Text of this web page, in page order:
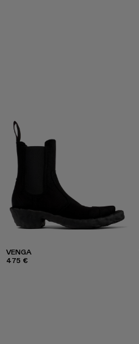
VENGA
475 €